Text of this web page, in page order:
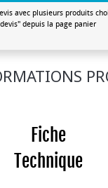
avec plusieurs produits
devis" depuis la page panier
Fiche
Technique